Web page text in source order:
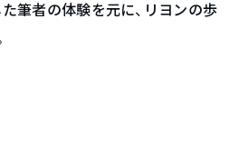
筆者の体験を元に、リヨンの歩